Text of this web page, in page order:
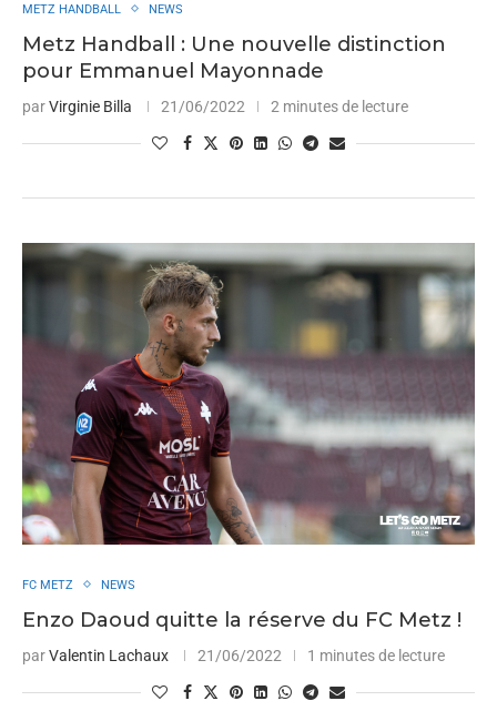
METZ HANDBALL NEWS
Metz Handball : Une nouvelle distinction
pour Emmanuel Mayonnade
parVirginie Billa 21/06/2022 2 minutes de lecture
FC METZ NEWS
Enzo Daoud quitte la réserve du FC Metz !
parValentin Lachaux 21/06/2022 1 minutes de lecture